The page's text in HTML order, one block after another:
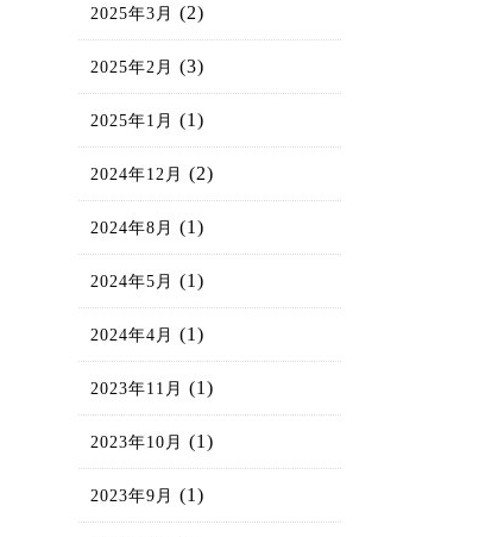
2025年3月 (2)
2025年2月 (3)
2025年1月 (1)
2024年12月 (2)
2024年8月 (1)
2024年5月 (1)
2024年4月 (1)
2023年11月 (1)
2023年10月 (1)
2023年9月 (1)